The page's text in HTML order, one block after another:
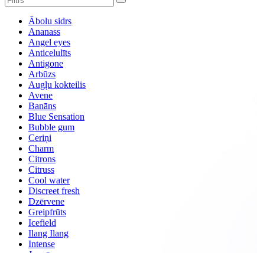
Ābolu sidrs
Ananass
Angel eyes
Anticelulīts
Antigone
Arbūzs
Augļu kokteilis
Avene
Banāns
Blue Sensation
Bubble gum
Ceriņi
Charm
Citrons
Citruss
Cool water
Discreet fresh
Dzērvene
Greipfrūts
Icefield
Ilang Ilang
Intense